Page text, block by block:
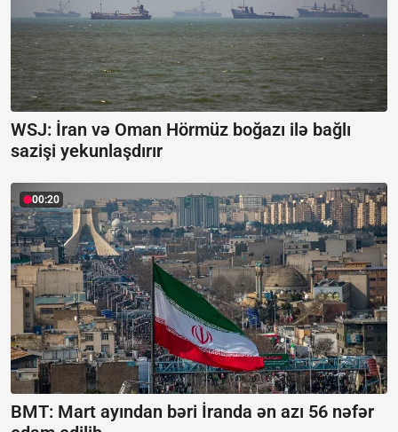
WSJ: İran və Oman Hörmüz boğazı ilə bağlı
sazişi yekunlaşdırır
00:20
BMT: Mart ayından bəri İranda ən azı 56 nəfər